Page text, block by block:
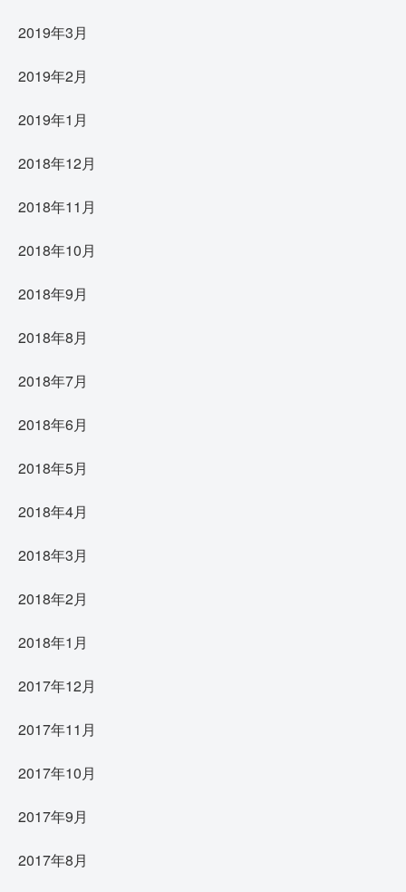
2019年3月
2019年2月
2019年1月
2018年12月
2018年11月
2018年10月
2018年9月
2018年8月
2018年7月
2018年6月
2018年5月
2018年4月
2018年3月
2018年2月
2018年1月
2017年12月
2017年11月
2017年10月
2017年9月
2017年8月